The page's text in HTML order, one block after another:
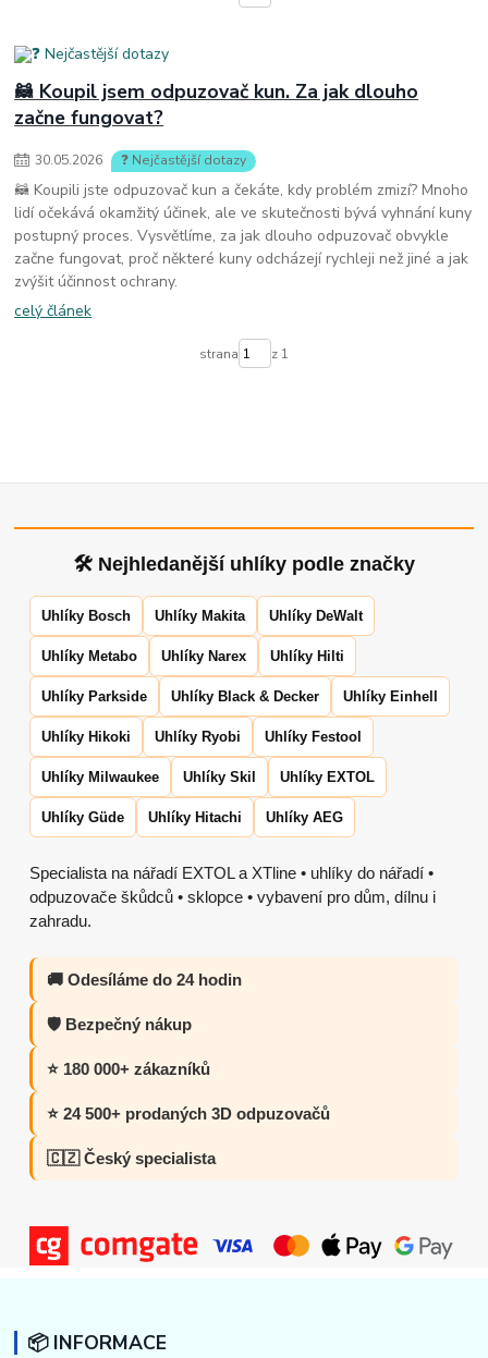
🦝 Koupil jsem odpuzovač kun. Za jak dlouho
začne fungovat?
30.05.2026 ❓ Nejčastější dotazy
🦝 Koupili jste odpuzovač kun a čekáte, kdy problém zmizí? Mnoho
lidí očekává okamžitý účinek, ale ve skutečnosti bývá vyhnání kuny
postupný proces. Vysvětlíme, za jak dlouho odpuzovač obvykle
začne fungovat, proč některé kuny odcházejí rychleji než jiné a jak
zvýšit účinnost ochrany.
celý článek
strana z 1
🛠 Nejhledanější uhlíky podle značky
Uhlíky Bosch Uhlíky Makita Uhlíky DeWalt
Uhlíky Metabo Uhlíky Narex Uhlíky Hilti
Uhlíky Parkside Uhlíky Black & Decker Uhlíky Einhell
Uhlíky Hikoki Uhlíky Ryobi Uhlíky Festool
Uhlíky Milwaukee Uhlíky Skil Uhlíky EXTOL
Uhlíky Güde Uhlíky Hitachi Uhlíky AEG
Specialista na nářadí EXTOL a XTline • uhlíky do nářadí •
odpuzovače škůdců • sklopce • vybavení pro dům, dílnu i
zahradu.
🚚 Odesíláme do 24 hodin
🛡️ Bezpečný nákup
⭐ 180 000+ zákazníků
⭐ 24 500+ prodaných 3D odpuzovačů
🇨🇿 Český specialista
📦 INFORMACE